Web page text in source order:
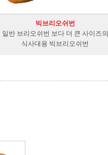
빅브리오쉬번
일반 브리오쉬번 보다 더 큰 사이즈의
식사대용 빅브리오쉬번